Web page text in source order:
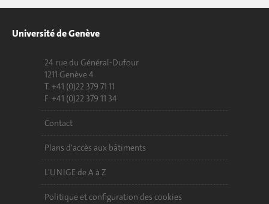
Université de Genève
24 rue du Général-Dufour
1211 Genève 4
T. +41 (0)22 379 71 11
F. +41 (0)22 379 11 34
Contact
Plans d'accès aux bâtiments
L'UNIGE de A à Z
Politique et configuration des cookies